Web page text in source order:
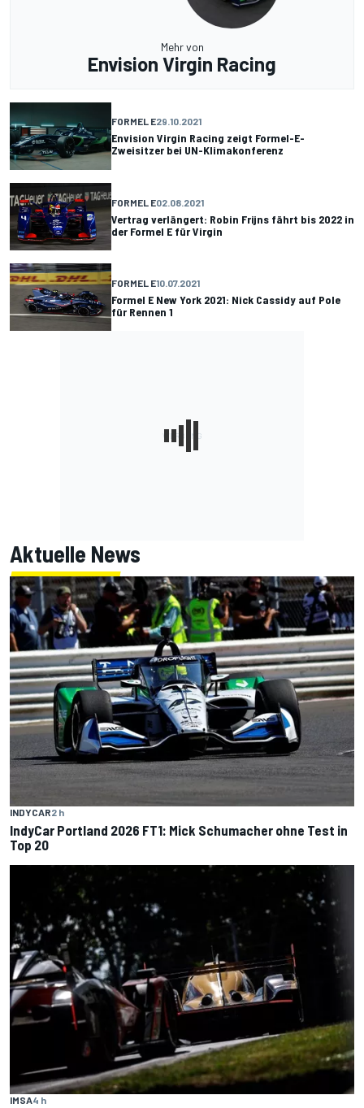
Mehr von
Envision Virgin Racing
FORMEL E29.10.2021
Envision Virgin Racing zeigt Formel-E-
Zweisitzer bei UN-Klimakonferenz
FORMEL E02.08.2021
Vertrag verlängert: Robin Frijns fährt bis 2022 in
der Formel E für Virgin
FORMEL E10.07.2021
Formel E New York 2021: Nick Cassidy auf Pole
für Rennen 1
Aktuelle News
INDYCAR2 h
IndyCar Portland 2026 FT1: Mick Schumacher ohne Test in
Top 20
IMSA4 h